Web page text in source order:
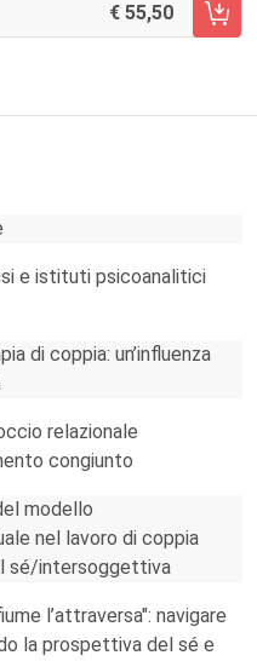
55,50
e istituti psicoanalitici
di coppia: un’influenza
relazionale
congiunto
modello
nel lavoro di coppia
sé/intersoggettiva
l’attraversa": navigare
la prospettiva del sé e